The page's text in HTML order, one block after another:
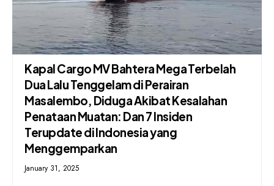
Kapal Cargo MV Bahtera Mega Terbelah
Dua Lalu Tenggelam di Perairan
Masalembo, Diduga Akibat Kesalahan
Penataan Muatan: Dan 7 Insiden
Terupdate di Indonesia yang
Menggemparkan
January 31, 2025